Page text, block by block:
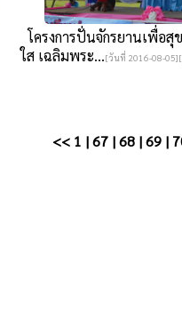
โครงการปั่นจักรยานเพื่อ
ใส เฉลิมพระ...[วันที่ 2016-08-
<< 1 |67|68|69|